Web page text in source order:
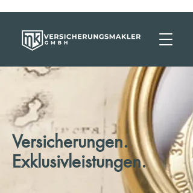
Versicherungen.
Exklusivleistungen.